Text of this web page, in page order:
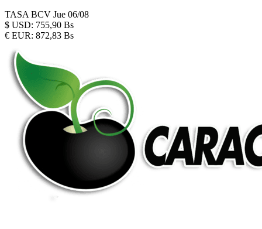
TASA BCV Jue 06/08
$ USD: 755,90 Bs
€ EUR: 872,83 Bs